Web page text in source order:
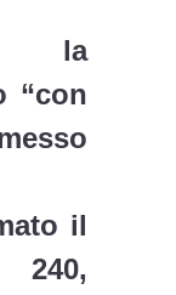
la
“con
il
240,